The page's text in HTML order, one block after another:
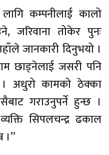
कम्पनीलाई कालो
जरिवाना तोकेर पुनः
जानकारी दिनुभयो ।
छाड्नेलाई जसरी पनि
अधुरो कामको ठेक्का
गराउनुपर्ने हुन्छ ।
सिपलचन्द्र ढकाल
।”